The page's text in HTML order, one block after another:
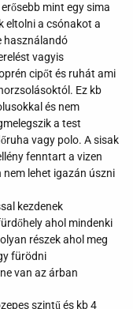
mint egy sima
eltolni a csónakot a
használandó
vagyis
cipőt és ruhát ami
Ez kb
és nem
a test
vagy polo. A sisak
fenntart a vizen
lehet igazán úszni
kezdenek
ahol mindenki
részek ahol meg
fürödni
van az árban
szintű és kb 4